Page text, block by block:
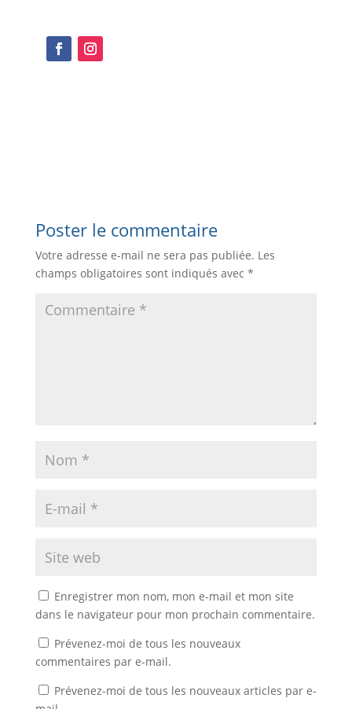
Poster le commentaire
Votre adresse e-mail ne sera pas publiée. Les
champs obligatoires sont indiqués avec *
Enregistrer mon nom, mon e-mail et mon site
dans le navigateur pour mon prochain commentaire.
Prévenez-moi de tous les nouveaux
commentaires par e-mail.
Prévenez-moi de tous les nouveaux articles par e-